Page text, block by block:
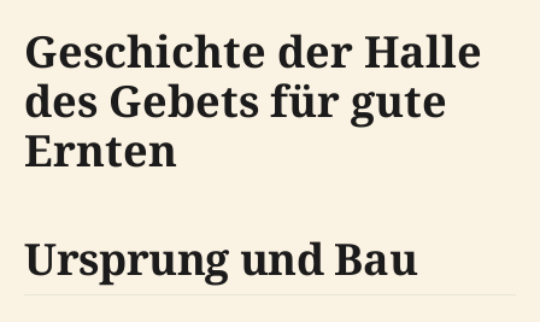
Geschichte der Halle
des Gebets für gute
Ernten
Ursprung und Bau